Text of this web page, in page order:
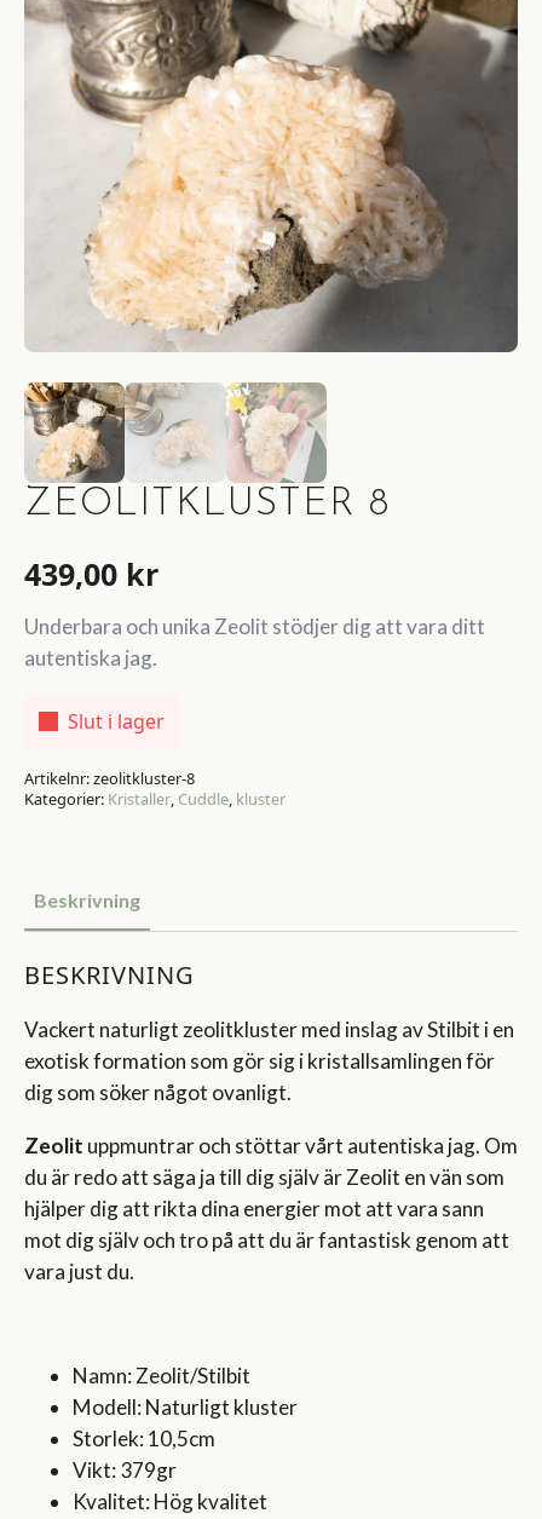
ZEOLITKLUSTER 8
439,00 kr
Underbara och unika Zeolit stödjer dig att vara ditt
autentiska jag.
Slut i lager
Artikelnr:zeolitkluster-8
Kategorier: Kristaller, Cuddle, kluster
Beskrivning
BESKRIVNING
Vackert naturligt zeolitkluster med inslag av Stilbit i en
exotisk formation som gör sig i kristallsamlingen för
dig som söker något ovanligt.
Zeolit uppmuntrar och stöttar vårt autentiska jag. Om
du är redo att säga ja till dig själv är Zeolit en vän som
hjälper dig att rikta dina energier mot att vara sann
mot dig själv och tro på att du är fantastisk genom att
vara just du.
Namn: Zeolit/Stilbit
Modell: Naturligt kluster
Storlek: 10,5cm
Vikt: 379gr
Kvalitet: Hög kvalitet